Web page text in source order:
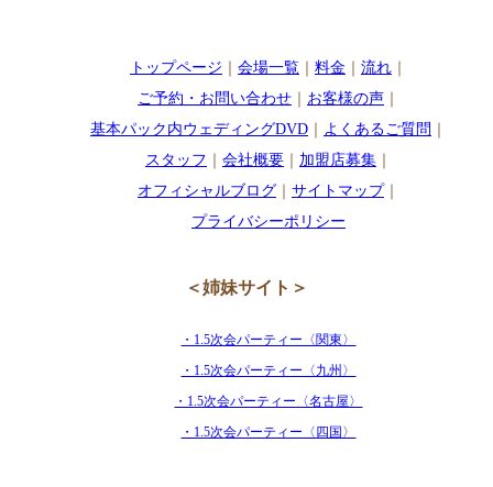
トップページ 会場一覧｜ 料金 流れ｜
ご予約・お問い合わせ｜ お客様の声｜
基本パック内ウェディングDVD｜ よくあるご質問
スタッフ
会社概要｜ 加盟店募集｜
オフィシャルブログ｜ サイトマップ｜
プライバシーポリシー
＜姉妹サイト＞
・1.5次会パーティー〈関東〉
・1.5次会パーティー〈九州〉
・1.5次会パーティー〈名古屋〉
・1.5次会パーティー〈四国〉